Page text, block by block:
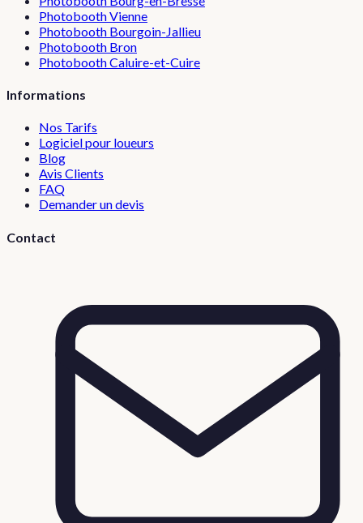
PhotoboothVienne
Photobooth Bourgoin-Jallieu
Photobooth Bron
PhotoboothCaluire-et-Cuire
Informations
Nos Tarifs
Logiciel pour loueurs
Blog
Avis Clients
FAQ
Demander un devis
Contact